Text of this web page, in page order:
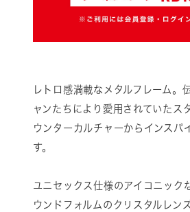
レトロ感満載なメタルフレーム。
ャンたちにより愛用されていたス
ウンターカルチャーからインスパ
す。
ユニセックス仕様のアイコニック
ウンドフォルムのクリスタルレン